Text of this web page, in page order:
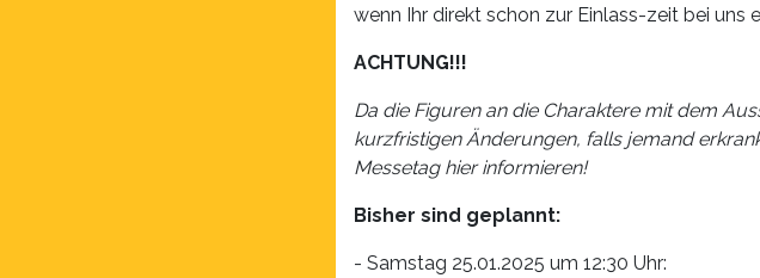
wenn Ihr direkt schon zur Einlass-zeit bei uns
ACHTUNG!!!
Da die Figuren an die Charaktere mit dem
kurzfristigen Änderungen, falls jemand
Messetag hier informieren!
Bisher sind geplannt:
- Samstag 25.01.2025 um 12:30 Uhr: